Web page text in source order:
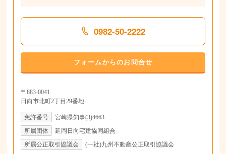
0982-50-2222
フォームからのお問合せ
〒883-0041
日向市北町2丁目29番地
免許番号
宮崎県知事(3)4663
所属団体
延岡日向宅建協同組合
所属公正取引協議会
(一社)九州不動産公正取引協議会